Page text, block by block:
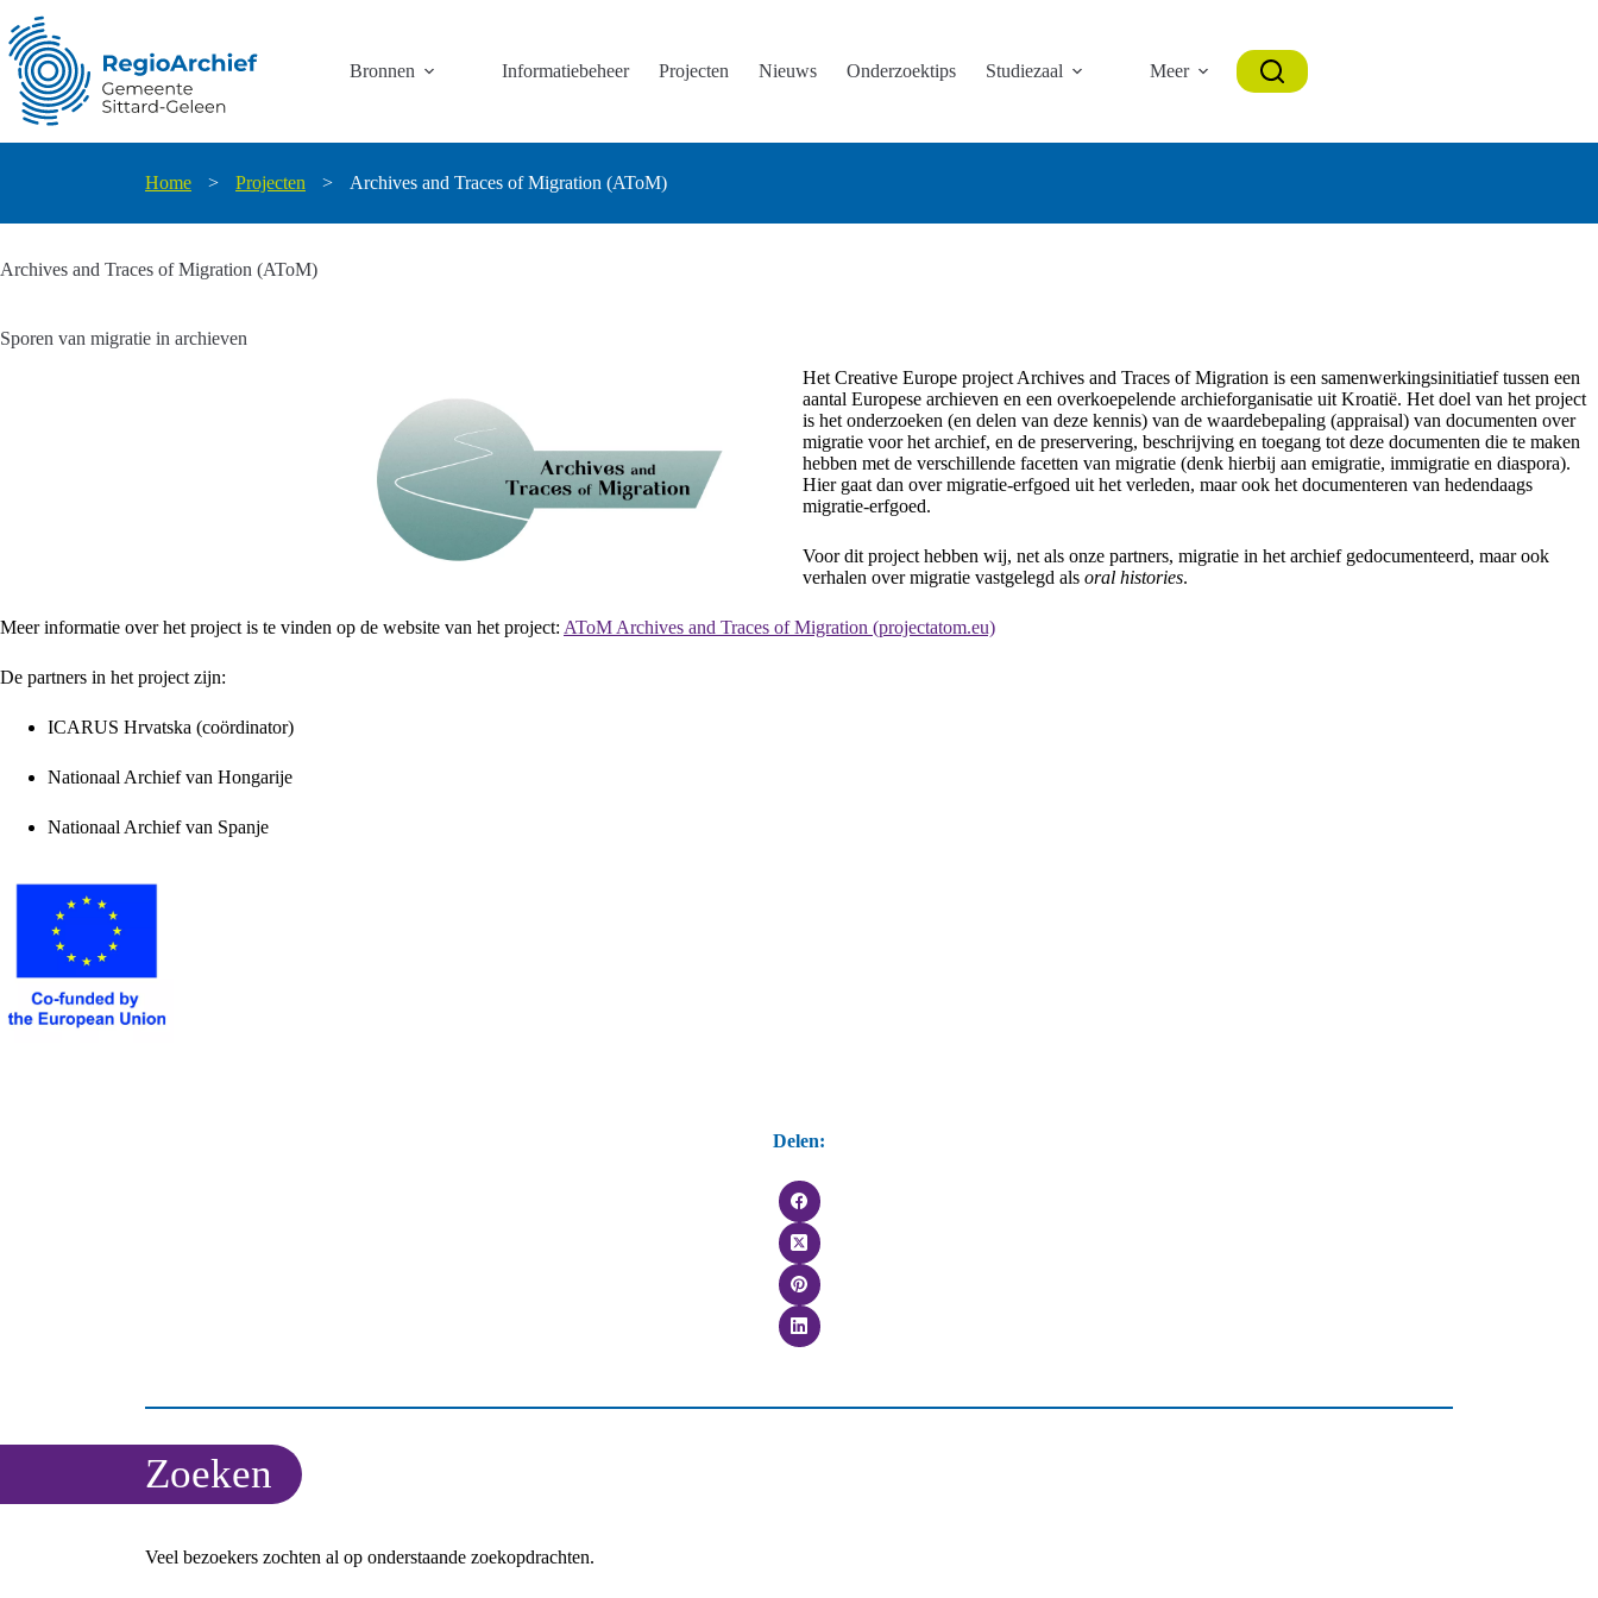
naar
de
inhoud
Bronnen Informatiebeheer Projecten Nieuws Onderzoektips Studiezaal Meer
Home > Projecten > Archives and Traces of Migration (AToM)
Archives and Traces of Migration (AToM)
Sporen van migratie in archieven
Het Creative Europe project Archives and Traces of Migration is een samenwerkingsinitiatief tussen een
aantal Europese archieven en een overkoepelende archieforganisatie uit Kroatië. Het doel van het project
is het onderzoeken (en delen van deze kennis) van de waardebepaling (appraisal) van documenten over
migratie voor het archief, en de preservering, beschrijving en toegang tot deze documenten die te maken
hebben met de verschillende facetten van migratie (denk hierbij aan emigratie, immigratie en diaspora).
Hier gaat dan over migratie-erfgoed uit het verleden, maar ook het documenteren van hedendaags
migratie-erfgoed.
Voor dit project hebben wij, net als onze partners, migratie in het archief gedocumenteerd, maar ook
verhalen over migratie vastgelegd als oral histories.
Meer informatie over het project is te vinden op de website van het project: AToM Archives and Traces of Migration (projectatom.eu)
De partners in het project zijn:
ICARUS Hrvatska (coördinator)
Nationaal Archief van Hongarije
Nationaal Archief van Spanje
Delen:
Zoeken
Veel bezoekers zochten al op onderstaande zoekopdrachten.